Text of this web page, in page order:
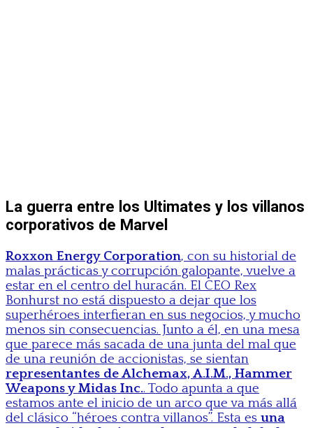
La guerra entre los Ultimates y los villanos
corporativos de Marvel
Roxxon Energy Corporation, con su historial de
malas prácticas y corrupción galopante, vuelve a
estar en el centro del huracán. El CEO Rex
Bonhurst no está dispuesto a dejar que los
superhéroes interfieran en sus negocios, y mucho
menos sin consecuencias. Junto a él, en una mesa
que parece más sacada de una junta del mal que
de una reunión de accionistas, se sientan
representantes de Alchemax, A.I.M., Hammer
Weapons y Midas Inc.. Todo apunta a que
estamos ante el inicio de un arco que va más allá
del clásico “héroes contra villanos”. Esta es una